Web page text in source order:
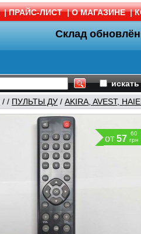
| ПРАЙС-ЛИСТ | О МАГАЗИНЕ |
Склад обновлён
/ / ПУЛЬТЫ ДУ / AKIRA, AVEST,
от 57
60
грн